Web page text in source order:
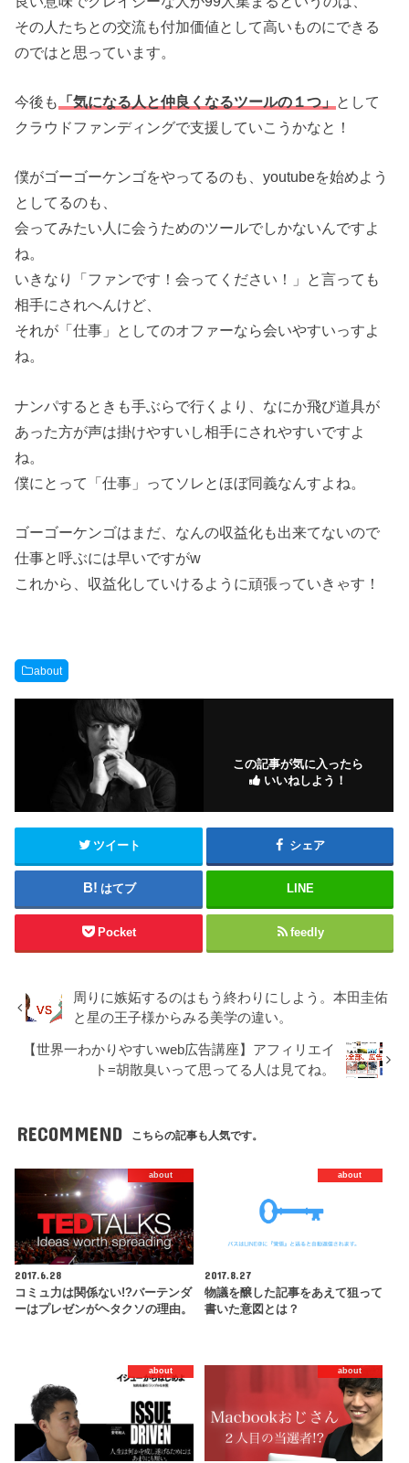
その人たちとの交流も付加価値として高いものにできる
のではと思っています。
今後も 「気になる人と仲良くなるツールの１つ」 として
クラウドファンディングで支援していこうかなと！
僕がゴーゴーケンゴをやってるのも、youtubeを始めよう
としてるのも、
会ってみたい人に会うためのツールでしかないんですよ
ね。
いきなり「ファンです！会ってください！」と言っても
相手にされへんけど、
それが「仕事」としてのオファーなら会いやすいっすよ
ね。
ナンパするときも手ぶらで行くより、なにか飛び道具が
あった方が声は掛けやすいし相手にされやすいですよ
ね。
僕にとって「仕事」ってソレとほぼ同義なんすよね。
ゴーゴーケンゴはまだ、なんの収益化も出来てないので
仕事と呼ぶには早いですがw
これから、収益化していけるように頑張っていきゃす！
about
この記事が気に入ったら
いいねしよう！
ツイート シェア
はてブ LINE
Pocket feedly
周りに嫉妬するのはもう終わりにしよう。本田圭佑
と星の王子様からみる美学の違い。
【世界一わかりやすいweb広告講座】アフィリエイ
ト=胡散臭いって思ってる人は見てね。
RECOMMEND こちらの記事も人気です。
about
2017.6.28
コミュ力は関係ない!?バーテンダ
ーはプレゼンがヘタクソの理由。
about
2017.8.27
物議を醸した記事をあえて狙って
書いた意図とは？
about about